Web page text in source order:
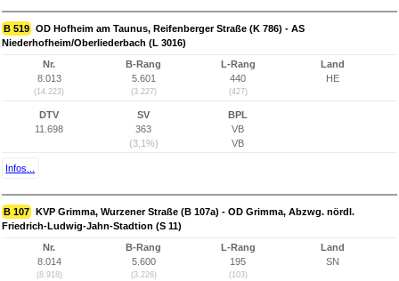
B 519 OD Hofheim am Taunus, Reifenberger Straße (K 786) - AS
Niederhofheim/Oberliederbach (L 3016)
Nr.
8.013
(14.223)
B-Rang
5.601
(3.227)
L-Rang
440
(427)
Land
HE
DTV
11.698
SV
363
(3,1%)
BPL
VB
VB
Infos...
B 107 KVP Grimma, Wurzener Straße (B 107a) - OD Grimma, Abzwg. nördl.
Friedrich-Ludwig-Jahn-Stadtion (S 11)
Nr.
8.014
(8.918)
B-Rang
5.600
(3.226)
L-Rang
195
(103)
Land
SN